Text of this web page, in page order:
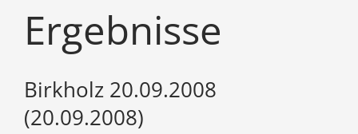
Ergebnisse
Birkholz 20.09.2008
(20.09.2008)